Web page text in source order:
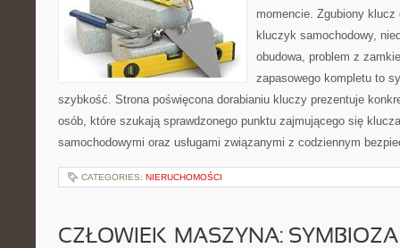
momencie. Zgubiony
kluczyk samochodowy,
obudowa, problem z
zapasowego kompletu to
szybkość. Strona poświęcona dorabianiu kluczy prezentuje
osób, które szukają sprawdzonego punktu zajmującego się
samochodowymi oraz usługami związanymi z codziennym
CATEGORIES: NIERUCHOMOŚCI
CZŁOWIEK–MASZYNA: SYMBIOZA